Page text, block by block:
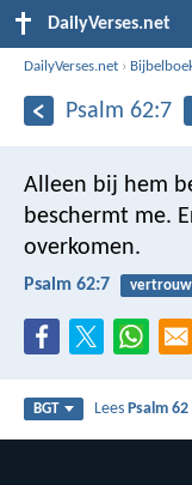
DailyVerses.net
DailyVerses.net ›
Psalm 62:7
Alleen bij hem
beschermt me.
overkomen.
Psalm 62:7
BGT LeesPsalm 62